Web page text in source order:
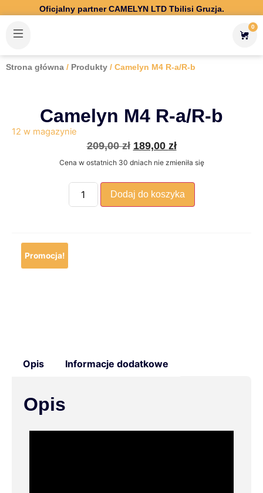
Oficjalny partner CAMELYN LTD Tbilisi Gruzja.
0
Strona główna / Produkty / Camelyn M4 R-a/R-b
Camelyn M4 R-a/R-b
12 w magazynie
209,00zł 189,00 zł
Cena w ostatnich 30 dniach nie zmieniła się
Dodaj do koszyka
Promocja!
Opis Informacje dodatkowe
Opis